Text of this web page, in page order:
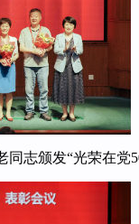
志颁发“光荣在党